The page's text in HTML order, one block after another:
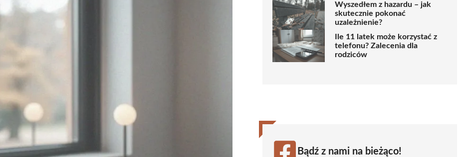
Wyszedłem z hazardu – jak
skutecznie pokonać
uzależnienie?
Ile 11 latek może korzystać z
telefonu? Zalecenia dla
rodziców
Bądź z nami na bieżąco!